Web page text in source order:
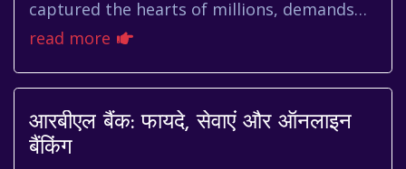
captured the hearts of millions, demands
skill, strategy, and a dash of luck. But what
read more
आरबीएल बैंक: फायदे, सेवाएं और ऑनलाइन
बैंकिंग